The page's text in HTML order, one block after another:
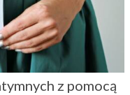
z pomocą